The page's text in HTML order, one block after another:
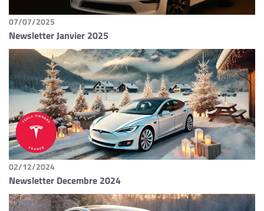
07/07/2025
Newsletter Janvier 2025
02/12/2024
Newsletter Decembre 2024